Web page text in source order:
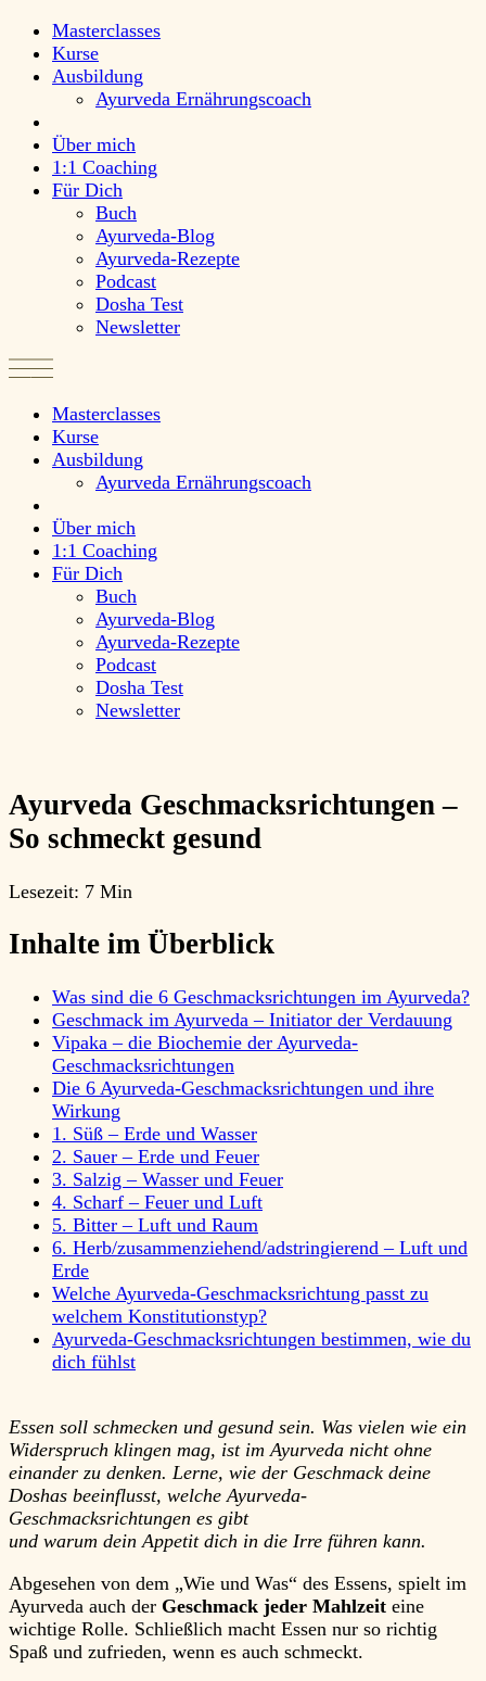
Masterclasses
Kurse
Ausbildung
Ayurveda Ernährungscoach
Über mich
1:1 Coaching
Für Dich
Buch
Ayurveda-Blog
Ayurveda-Rezepte
Podcast
Dosha Test
Newsletter
Masterclasses
Kurse
Ausbildung
Ayurveda Ernährungscoach
Über mich
1:1 Coaching
Für Dich
Buch
Ayurveda-Blog
Ayurveda-Rezepte
Podcast
Dosha Test
Newsletter
Ayurveda Geschmacksrichtungen –
So schmeckt gesund
Lesezeit: 7 Min
Inhalte im Überblick
Was sind die 6 Geschmacksrichtungen im Ayurveda?
Geschmack im Ayurveda – Initiator der Verdauung
Vipaka – die Biochemie der Ayurveda-
Geschmacksrichtungen
Die 6 Ayurveda-Geschmacksrichtungen und ihre
Wirkung
1. Süß – Erde und Wasser
2. Sauer – Erde und Feuer
3. Salzig – Wasser und Feuer
4. Scharf – Feuer und Luft
5. Bitter – Luft und Raum
6. Herb/zusammenziehend/adstringierend – Luft und
Erde
Welche Ayurveda-Geschmacksrichtung passt zu
welchem Konstitutionstyp?
Ayurveda-Geschmacksrichtungen bestimmen, wie du
dich fühlst
Essen soll schmecken und gesund sein. Was vielen wie ein
Widerspruch klingen mag, ist im Ayurveda nicht ohne
einander zu denken. Lerne, wie der Geschmack deine
Doshas beeinflusst, welche Ayurveda-
Geschmacksrichtungen es gibt
und warum dein Appetit dich in die Irre führen kann.
Abgesehen von dem „Wie und Was“ des Essens, spielt im
Ayurveda auch der Geschmack jeder Mahlzeit eine
wichtige Rolle. Schließlich macht Essen nur so richtig
Spaß und zufrieden, wenn es auch schmeckt.